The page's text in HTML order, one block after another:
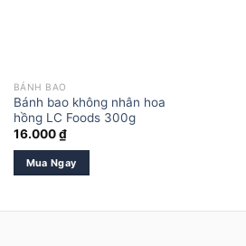
BÁNH BAO
Bánh bao không nhân hoa
hồng LC Foods 300g
16.000₫
Mua Ngay